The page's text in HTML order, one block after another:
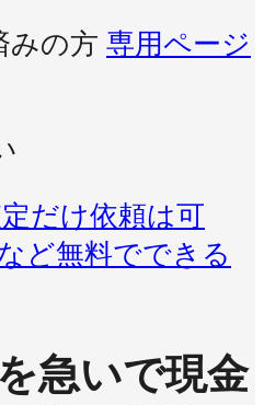
みの方 専用ページ
だけ依頼は可
ど無料でできる
急いで現金